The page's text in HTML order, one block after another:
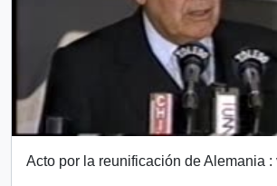
Acto por la reunificación de Alemania :